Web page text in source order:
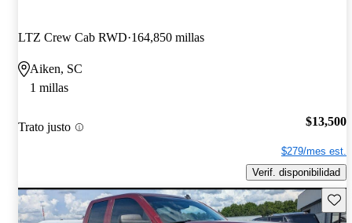
LTZ Crew Cab RWD 164,850 millas
Aiken, SC
1 millas
Trato justo $13,500
$279/mes est.
Verif. disponibilidad